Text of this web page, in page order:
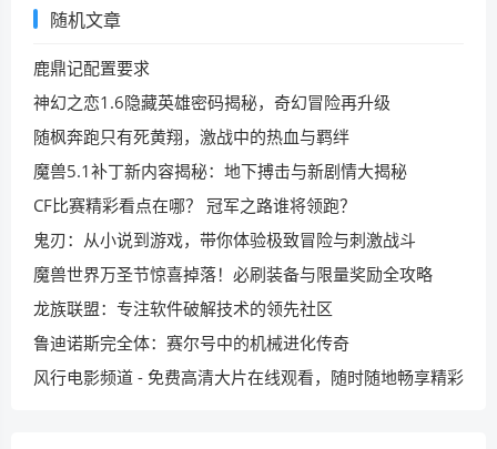
随机文章
鹿鼎记配置要求
神幻之恋1.6隐藏英雄密码揭秘，奇幻冒险再升级
随枫奔跑只有死黄翔，激战中的热血与羁绊
魔兽5.1补丁新内容揭秘：地下搏击与新剧情大揭秘
CF比赛精彩看点在哪？ 冠军之路谁将领跑？
鬼刃：从小说到游戏，带你体验极致冒险与刺激战斗
魔兽世界万圣节惊喜掉落！必刷装备与限量奖励全攻略
龙族联盟：专注软件破解技术的领先社区
鲁迪诺斯完全体：赛尔号中的机械进化传奇
风行电影频道 - 免费高清大片在线观看，随时随地畅享精彩